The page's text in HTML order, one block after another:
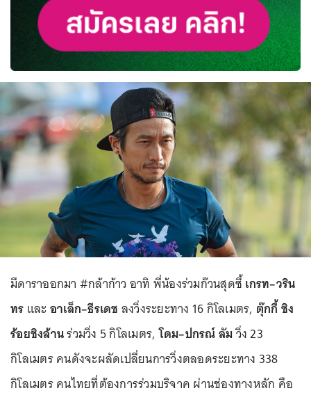
มีดาราออกมา #กล้าก้าว อาทิ พี่น้องร่วมก๊วนสุดซี้เกรท–วริน
ทร และอาเล็ก–ธีรเดช ลงวิ่งระยะทาง 16 กิโลเมตร, ตุ๊กกี้ ชิง
ร้อยชิงล้านร่วมวิ่ง 5 กิโลเมตร,โดม–ปกรณ์ ลัมวิ่ง 23
กิโลเมตร คนดังจะผลัดเปลี่ยนการวิ่งตลอดระยะทาง 338
กิโลเมตร คนไทยที่ต้องการร่วมบริจาค ผ่านช่องทางหลัก คือ